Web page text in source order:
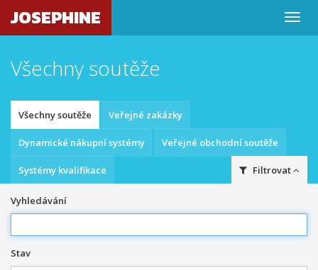
JOSEPHINE
Všechny soutěže
Všechny soutěže Veřejné zakázky
Dynamické nákupní systémy Veřejné obchodní soutěže
Systémy kvalifikace Filtrovat
Vyhledávání
Stav